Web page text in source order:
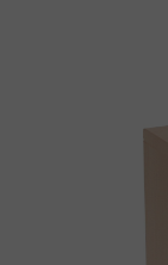
Bildergalerie